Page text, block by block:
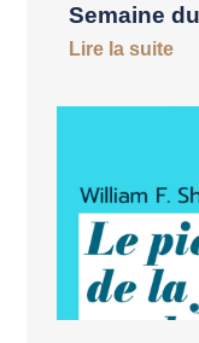
Semaine
Lire la suite